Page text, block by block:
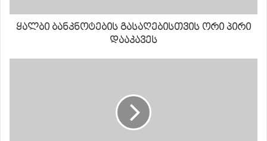
ყალბი ბანკნოტების გასაღებისთვის ორი პირი
დააკავეს